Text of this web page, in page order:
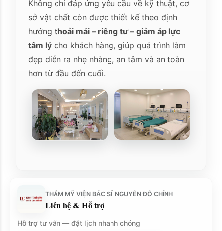
Không chỉ đáp ứng yêu cầu về kỹ thuật, cơ
sở vật chất còn được thiết kế theo định
hướngthoải mái – riêng tư – giảm áp lực
tâm lý cho khách hàng, giúp quá trình làm
đẹp diễn ra nhẹ nhàng, an tâm và an toàn
hơn từ đầu đến cuối.
THẨM MỸ VIỆN BÁC SĨ NGUYỄN ĐỖ CHỈNH
Liên hệ & Hỗ trợ
Hỗ trợ tư vấn — đặt lịch nhanh chóng